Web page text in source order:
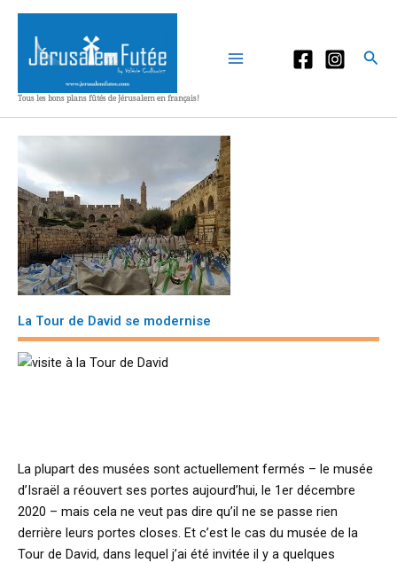
Aller
contenu
Tous les bons plans fûtés de Jérusalem en français!
La Tour de David se modernise
La plupart des musées sont actuellement fermés – le musée
d’Israël a réouvert ses portes aujourd’hui, le 1er décembre
2020 – mais cela ne veut pas dire qu’il ne se passe rien
derrière leurs portes closes. Et c’est le cas du musée de la
Tour de David, dans lequel j’ai été invitée il y a quelques